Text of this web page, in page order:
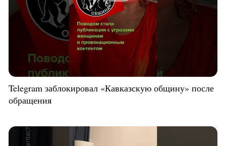
Telegram заблокировал «Кавказскую общину» после
обращения